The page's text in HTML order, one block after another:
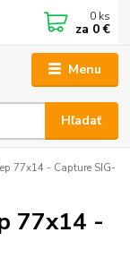
Menu
Hľadať
0 ks
za 0 €
77x14 - Capture SIG-
77x14 -